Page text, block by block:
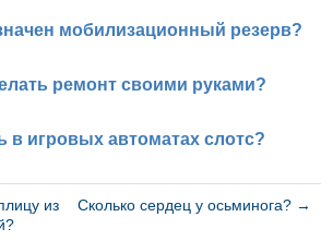
мобилизационный резерв?
ремонт своими руками?
в игровых автоматах слотс?
из
Сколько сердец у осьминога? →